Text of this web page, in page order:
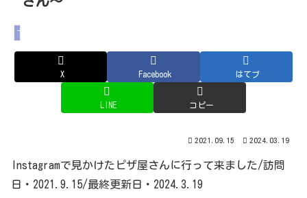
下田
X Facebook はてブ
LINE コピー
2021.09.15 2024.03.19
Instagramで見かけたピザ屋さんに行って来ました/訪問
日・2021.9.15/最終更新日・2024.3.19